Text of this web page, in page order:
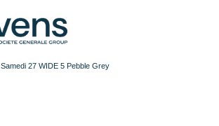
Samedi 27 WIDE 5 Pebble Grey